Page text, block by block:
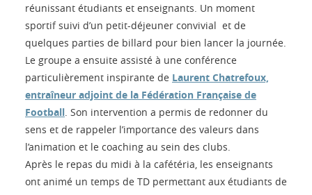
réunissant étudiants et enseignants. Un moment
sportif suivi d’un petit-déjeuner convivial et de
quelques parties de billard pour bien lancer la journée.
Le groupe a ensuite assisté à une conférence
particulièrement inspirante de Laurent Chatrefoux,
entraîneur adjoint de la Fédération Française de
Football . Son intervention a permis de redonner du
sens et de rappeler l’importance des valeurs dans
l’animation et le coaching au sein des clubs.
Après le repas du midi à la cafétéria, les enseignants
ont animé un temps de TD permettant aux étudiants de